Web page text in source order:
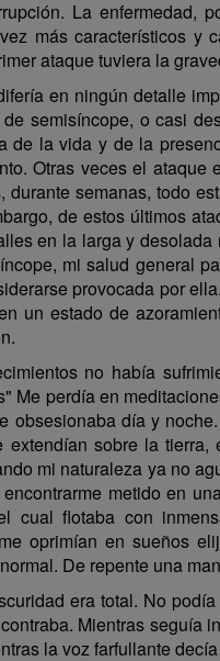
La enfermedad,
más característicos y
ataque tuviera la
en ningún detalle
semisíncope, o casi
de la vida y de la
Otras veces el
durante semanas, todo
de estos últimos
en la larga y
mi salud general
provocada por
un estado de
no había
Me perdía en
obsesionaba día y
extendían sobre la
mi naturaleza ya no
metido en
cual flotaba con
oprimían en sueños
De repente una
era total. No
Mientras seguía
la voz farfullante